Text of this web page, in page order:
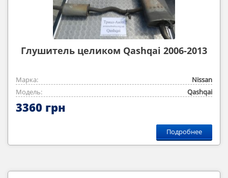
Глушитель целиком Qashqai 2006-2013
Марка:
Nissan
Модель:
Qashqai
3360 грн
Подробнее